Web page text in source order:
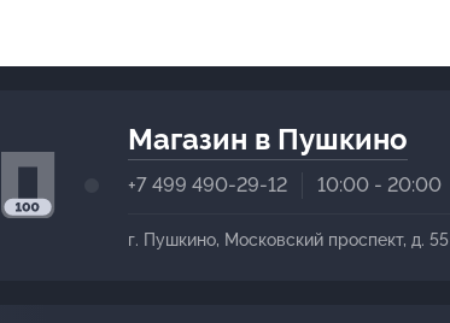
Магазин в Пушкино
+7 499 490-29-12 10:00 - 20:00
г. Пушкино, Московский проспект, д. 55